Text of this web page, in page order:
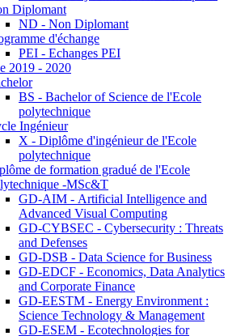
Diplomant
ND - Non Diplomant
d'échange
PEI - Echanges PEI
2019 - 2020
BS - Bachelor of Science de l'Ecole
polytechnique
Ingénieur
X - Diplôme d'ingénieur de l'Ecole
polytechnique
de formation gradué de l'Ecole
-MSc&T
GD-AIM - Artificial Intelligence and
Advanced Visual Computing
GD-CYBSEC - Cybersecurity : Threats
and Defenses
GD-DSB - Data Science for Business
GD-EDCF - Economics, Data Analytics
and Corporate Finance
GD-EESTM - Energy Environment :
Science Technology & Management
GD-ESEM - Ecotechnologies for